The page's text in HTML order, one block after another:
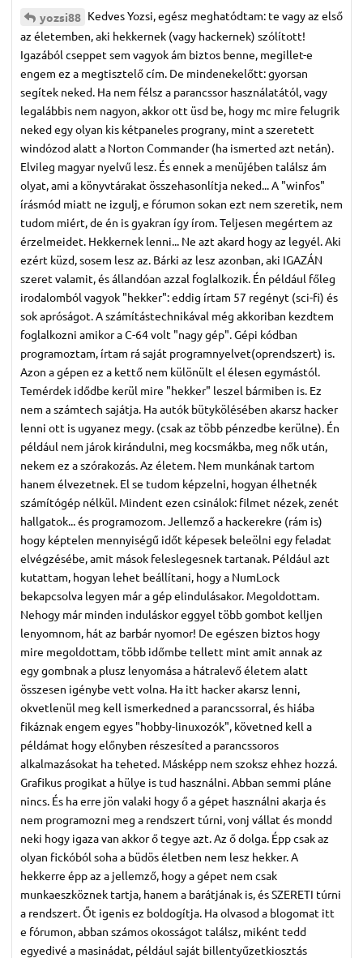
yozsi88 Kedves Yozsi, egész meghatódtam: te vagy az első
az életemben, aki hekkernek (vagy hackernek) szólított!
Igazából cseppet sem vagyok ám biztos benne, megillet-e
engem ez a megtisztelő cím. De mindenekelőtt: gyorsan
segítek neked. Ha nem félsz a parancssor használatától, vagy
legalábbis nem nagyon, akkor ott üsd be, hogy mc mire felugrik
neked egy olyan kis kétpaneles prograny, mint a szeretett
windózod alatt a Norton Commander (ha ismerted azt netán).
Elvileg magyar nyelvű lesz. És ennek a menüjében találsz ám
olyat, ami a könyvtárakat összehasonlítja neked... A "winfos"
írásmód miatt ne izgulj, e fórumon sokan ezt nem szeretik, nem
tudom miért, de én is gyakran így írom. Teljesen megértem az
érzelmeidet. Hekkernek lenni... Ne azt akard hogy az legyél. Aki
ezért küzd, sosem lesz az. Bárki az lesz azonban, aki IGAZÁN
szeret valamit, és állandóan azzal foglalkozik. Én például főleg
irodalomból vagyok "hekker": eddig írtam 57 regényt (sci-fi) és
sok apróságot. A számítástechnikával még akkoriban kezdtem
foglalkozni amikor a C-64 volt "nagy gép". Gépi kódban
programoztam, írtam rá saját programnyelvet(oprendszert) is.
Azon a gépen ez a kettő nem különült el élesen egymástól.
Temérdek idődbe kerül mire "hekker" leszel bármiben is. Ez
nem a számtech sajátja. Ha autók bütykölésében akarsz hacker
lenni ott is ugyanez megy. (csak az több pénzedbe kerülne). Én
például nem járok kirándulni, meg kocsmákba, meg nők után,
nekem ez a szórakozás. Az életem. Nem munkának tartom
hanem élvezetnek. El se tudom képzelni, hogyan élhetnék
számítógép nélkül. Mindent ezen csinálok: filmet nézek, zenét
hallgatok... és programozom. Jellemző a hackerekre (rám is)
hogy képtelen mennyiségű időt képesek beleölni egy feladat
elvégzésébe, amit mások feleslegesnek tartanak. Például azt
kutattam, hogyan lehet beállítani, hogy a NumLock
bekapcsolva legyen már a gép elindulásakor. Megoldottam.
Nehogy már minden induláskor eggyel több gombot kelljen
lenyomnom, hát az barbár nyomor! De egészen biztos hogy
mire megoldottam, több időmbe tellett mint amit annak az
egy gombnak a plusz lenyomása a hátralevő életem alatt
összesen igénybe vett volna. Ha itt hacker akarsz lenni,
okvetlenül meg kell ismerkedned a parancssorral, és hiába
fikáznak engem egyes "hobby-linuxozók", követned kell a
példámat hogy előnyben részesíted a parancssoros
alkalmazásokat ha teheted. Másképp nem szoksz ehhez hozzá.
Grafikus progikat a hülye is tud használni. Abban semmi pláne
nincs. És ha erre jön valaki hogy ő a gépet használni akarja és
nem programozni meg a rendszert túrni, vonj vállat és mondd
neki hogy igaza van akkor ő tegye azt. Az ő dolga. Épp csak az
olyan fickóból soha a büdös életben nem lesz hekker. A
hekkerre épp az a jellemző, hogy a gépet nem csak
munkaeszköznek tartja, hanem a barátjának is, és SZERETI túrni
a rendszert. Őt igenis ez boldogítja. Ha olvasod a blogomat itt
e fórumon, abban számos okosságot találsz, miként tedd
egyedivé a masinádat, például saját billentyűzetkiosztás